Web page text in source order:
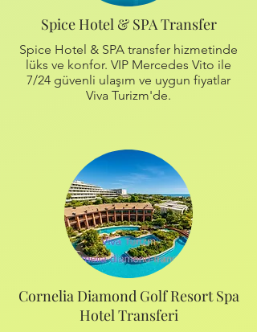
Spice Hotel & SPA Transfer
Spice Hotel & SPA transfer hizmetinde
lüks ve konfor. VIP Mercedes Vito ile
7/24 güvenli ulaşım ve uygun fiyatlar
Viva Turizm'de.
Cornelia Diamond Golf Resort Spa
Hotel Transferi